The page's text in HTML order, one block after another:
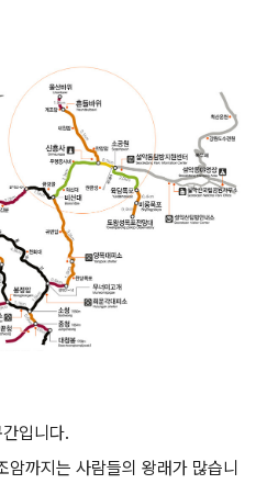
입니다.
까지는 사람들의 왕래가 많습니